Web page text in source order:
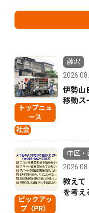
トップニュ
ース
社会
藤沢
伊勢
移動ス
ピックアッ
プ（PR）
中区・
教えて
を考え